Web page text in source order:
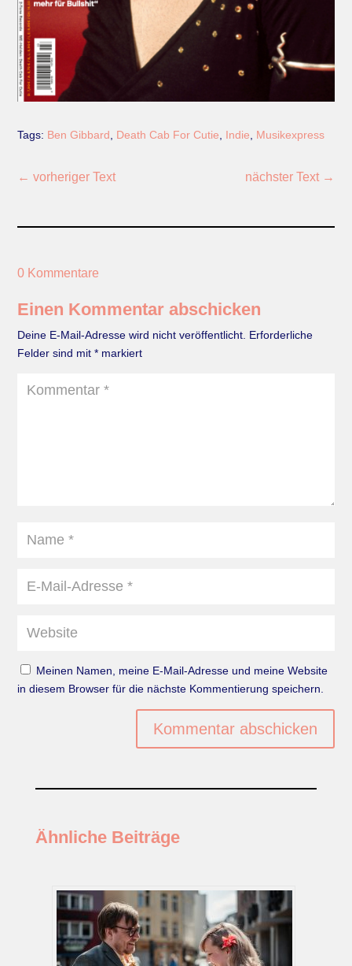
Tags: Ben Gibbard, Death Cab For Cutie, Indie, Musikexpress
←vorheriger Text nächster Text→
0 Kommentare
Einen Kommentar abschicken
Deine E-Mail-Adresse wird nicht veröffentlicht. Erforderliche
Felder sind mit* markiert
Meinen Namen, meine E-Mail-Adresse und meine Website
in diesem Browser für die nächste Kommentierung speichern.
Kommentar abschicken
Ähnliche Beiträge